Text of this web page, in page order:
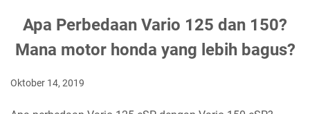
Apa Perbedaan Vario 125 dan 150?
Mana motor honda yang lebih bagus?
Oktober 14, 2019